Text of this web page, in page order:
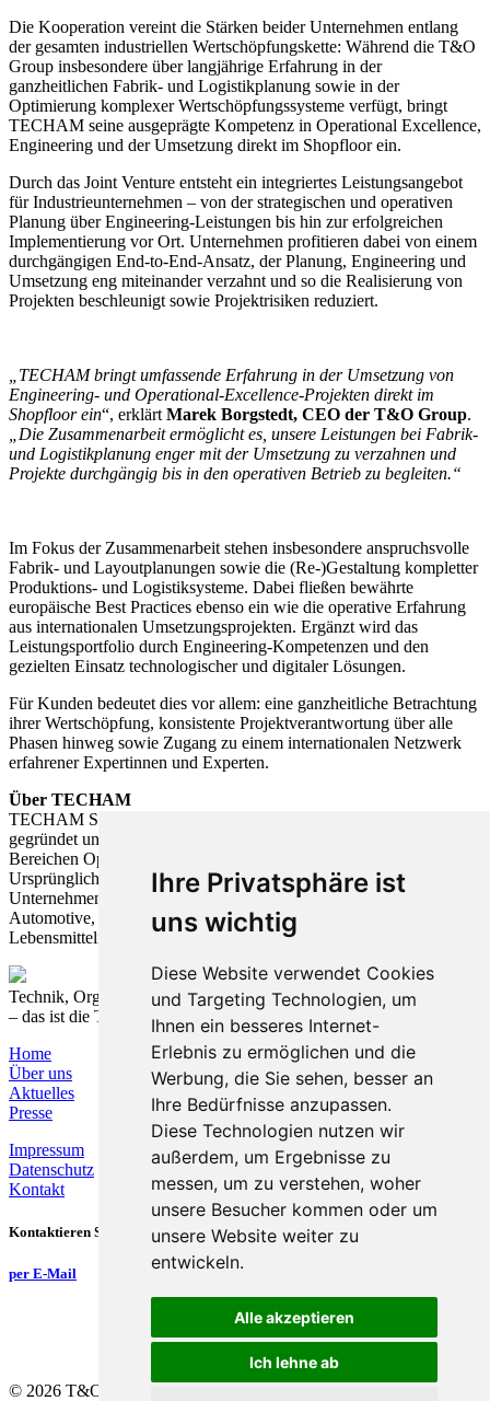
Ihre Privatsphäre ist
uns wichtig
Diese Website verwendet Cookies
und Targeting Technologien, um
Ihnen ein besseres Internet-
Erlebnis zu ermöglichen und die
Werbung, die Sie sehen, besser an
Ihre Bedürfnisse anzupassen.
Diese Technologien nutzen wir
außerdem, um Ergebnisse zu
messen, um zu verstehen, woher
unsere Besucher kommen oder um
unsere Website weiter zu
entwickeln.
Alle akzeptieren
Ich lehne ab
Die Kooperation vereint die Stärken beider Unternehmen entlang
der gesamten industriellen Wertschöpfungskette: Während die T&O
Group insbesondere über langjährige Erfahrung in der
ganzheitlichen Fabrik- und Logistikplanung sowie in der
Optimierung komplexer Wertschöpfungssysteme verfügt, bringt
TECHAM seine ausgeprägte Kompetenz in Operational Excellence,
Engineering und der Umsetzung direkt im Shopfloor ein.
Durch das Joint Venture entsteht ein integriertes Leistungsangebot
für Industrieunternehmen – von der strategischen und operativen
Planung über Engineering-Leistungen bis hin zur erfolgreichen
Implementierung vor Ort. Unternehmen profitieren dabei von einem
durchgängigen End-to-End-Ansatz, der Planung, Engineering und
Umsetzung eng miteinander verzahnt und so die Realisierung von
Projekten beschleunigt sowie Projektrisiken reduziert.
„TECHAM bringt umfassende Erfahrung in der Umsetzung von
Engineering- und Operational-Excellence-Projekten direkt im
Shopfloor ein“, erklärt Marek Borgstedt, CEO der T&O Group.
„Die Zusammenarbeit ermöglicht es, unsere Leistungen bei Fabrik-
und Logistikplanung enger mit der Umsetzung zu verzahnen und
Projekte durchgängig bis in den operativen Betrieb zu begleiten.“
Im Fokus der Zusammenarbeit stehen insbesondere anspruchsvolle
Fabrik- und Layoutplanungen sowie die (Re-)Gestaltung kompletter
Produktions- und Logistiksysteme. Dabei fließen bewährte
europäische Best Practices ebenso ein wie die operative Erfahrung
aus internationalen Umsetzungsprojekten. Ergänzt wird das
Leistungsportfolio durch Engineering-Kompetenzen und den
gezielten Einsatz technologischer und digitaler Lösungen.
Für Kunden bedeutet dies vor allem: eine ganzheitliche Betrachtung
ihrer Wertschöpfung, konsistente Projektverantwortung über alle
Phasen hinweg sowie Zugang zu einem internationalen Netzwerk
erfahrener Expertinnen und Experten.
Über TECHAM
TECHAM Solutions wurde 2015 in Wichita, Kansas (USA),
gegründet und bietet Engineering- und Beratungsleistungen in den
Bereichen Operations, Qualität und Technologieimplementierung.
Ursprünglich in der Luftfahrtindustrie gestartet, betreut das
Unternehmen heute Kunden aus verschiedenen Branchen, darunter
Automotive, Elektrotechnik, Landwirtschaft, Medizintechnik und
Lebensmittelindustrie.
Technik, Organisation und Prozesse nachhaltig verbinden
– das ist die T&O Group.
Home
Über uns
Aktuelles
Presse
Impressum
Datenschutz
Kontakt
Kontaktieren Sie uns
per E-Mail
© 2026 T&O Group